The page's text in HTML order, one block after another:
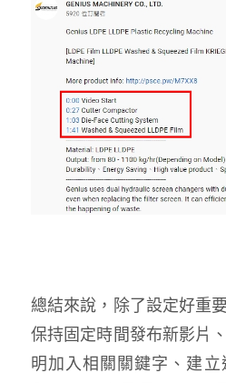
總結來說，除了設定好重
保持固定時間發布新影片
明加入相關關鍵字、建